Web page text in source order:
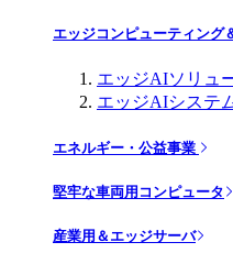
エッジコンピューティング
エッジAIソリュ
エッジAIシステ
エネルギー・公益事業
堅牢な車両用コンピュータ
産業用＆エッジサーバ